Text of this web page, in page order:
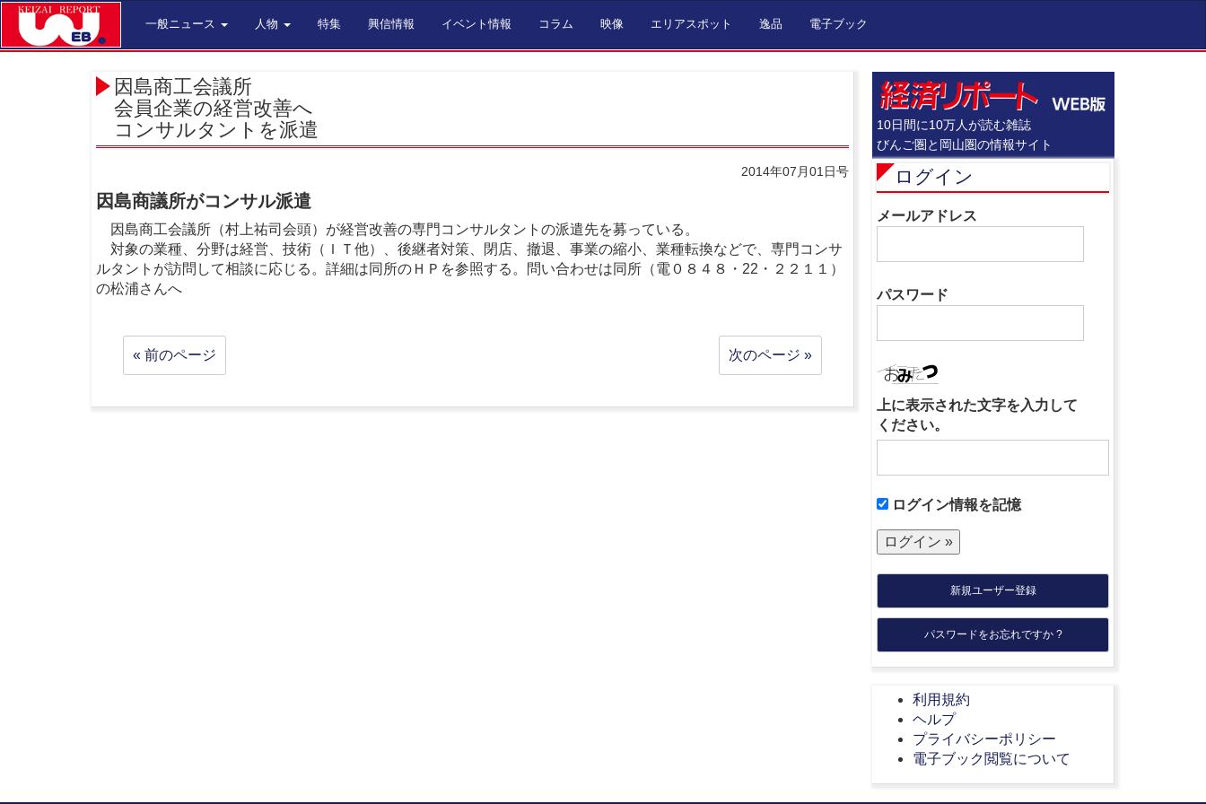
一般ニュース 人物 特集 興信情報 イベント情報 コラム 映像 エリアスポット 逸品 電子ブック
因島商工会議所
会員企業の経営改善へ
コンサルタントを派遣
2014年07月01日号
因島商議所がコンサル派遣
因島商工会議所（村上祐司会頭）が経営改善の専門コンサルタントの派遣先を募っている。
対象の業種、分野は経営、技術（ＩＴ他）、後継者対策、閉店、撤退、事業の縮小、業種転換などで、専門コンサ
ルタントが訪問して相談に応じる。詳細は同所のＨＰを参照する。問い合わせは同所（電０８４８・22・２２１１）
の松浦さんへ
« 前のページ 次のページ »
10日間に10万人が読む雑誌
びんご圏と岡山圏の情報サイト
ログイン
メールアドレス
パスワード
上に表示された文字を入力して
ください。
ログイン情報を記憶
新規ユーザー登録
パスワードをお忘れですか ?
利用規約
ヘルプ
プライバシーポリシー
電子ブック閲覧について